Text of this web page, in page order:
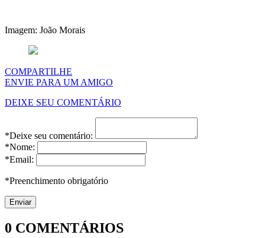
Imagem: João Morais
COMPARTILHE
ENVIE PARA UM AMIGO
DEIXE SEU COMENTÁRIO
*Deixe seu comentário:
*Nome:
*Email:
*Preenchimento obrigatório
0 COMENTÁRIOS